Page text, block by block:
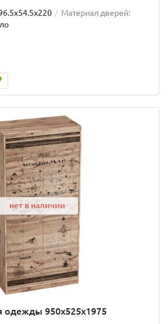
Материал дверей:
нет в наличии
950х525х1975